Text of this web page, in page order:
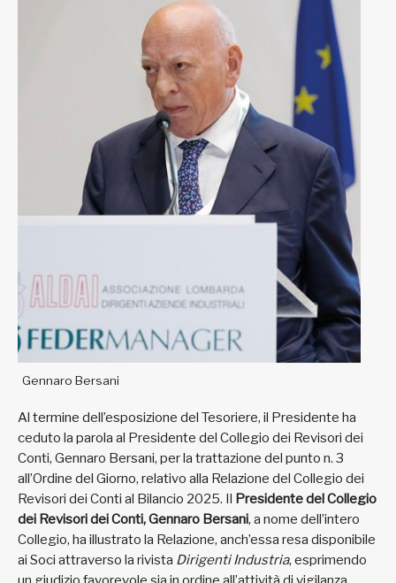
Gennaro Bersani
Al termine dell’esposizione del Tesoriere, il Presidente ha
ceduto la parola al Presidente del Collegio dei Revisori dei
Conti, Gennaro Bersani, per la trattazione del punto n. 3
all’Ordine del Giorno, relativo alla Relazione del Collegio dei
Revisori dei Conti al Bilancio 2025. Il Presidente del Collegio
dei Revisori dei Conti, Gennaro Bersani, a nome dell’intero
Collegio, ha illustrato la Relazione, anch’essa resa disponibile
ai Soci attraverso la rivista Dirigenti Industria, esprimendo